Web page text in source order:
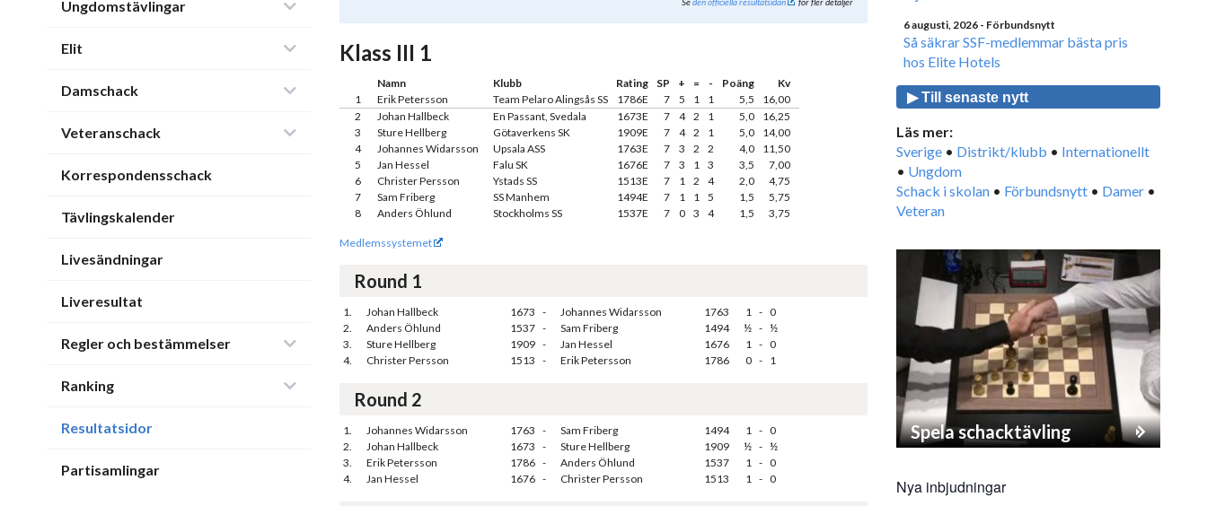
Ungdomstävlingar
Elit
Damschack
Veteranschack
Korrespondensschack
Tävlingskalender
Livesändningar
Liveresultat
Regler och bestämmelser
Ranking
Resultatsidor
Partisamlingar
Klass III 1
Namn Klubb Rating SP + = - Poäng
Kv
1
Erik Petersson Team Pelaro Alingsås SS 1786E 7 5 1 1 5,5
16,00
2
Johan Hallbeck En Passant, Svedala 1673E 7 4 2 1 5,0
16,25
3
Sture Hellberg Götaverkens SK 1909E 7 4 2 1 5,0
14,00
4
Johannes Widarsson Upsala ASS 1763E 7 3 2 2 4,0
11,50
5
Jan Hessel Falu SK 1676E 7 3 1 3 3,5
7,00
6
Christer Persson Ystads SS 1513E 7 1 2 4 2,0
4,75
7
Sam Friberg SS Manhem 1494E 7 1 1 5 1,5
5,75
8
Anders Öhlund Stockholms SS 1537E 7 0 3 4 1,5 3,75
Medlemssystemet
Round 1
1. Johan Hallbeck 1673 - Johannes Widarsson 1763 1 - 0
2.
Anders Öhlund 1537 - Sam Friberg 1494 ½ - ½
3.
Sture Hellberg 1909 - Jan Hessel 1676 1 - 0
4.
Christer Persson 1513 - Erik Petersson 1786 0 - 1
Round 2
1. Johannes Widarsson 1763 - Sam Friberg 1494 1 - 0
2.
Johan Hallbeck 1673 - Sture Hellberg 1909 ½ - ½
3.
Erik Petersson 1786 - Anders Öhlund 1537 1 - 0
4.
Jan Hessel 1676 - Christer Persson 1513 1 - 0
6 augusti, 2026 - Förbundsnytt
Så säkrar SSF-medlemmar bästa pris
hos Elite Hotels
▶ Till senaste nytt
Läs mer:
Sverige • Distrikt/klubb • Internationellt
• Ungdom
Schack i skolan • Förbundsnytt • Damer •
Veteran
Spela schacktävling
Nya inbjudningar